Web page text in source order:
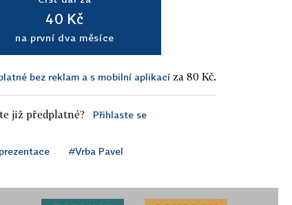
40 Kč
na první dva měsíce
bez reklam a s mobilní aplikací za 80 Kč.
již předplatné? Přihlaste se
#Vrba Pavel